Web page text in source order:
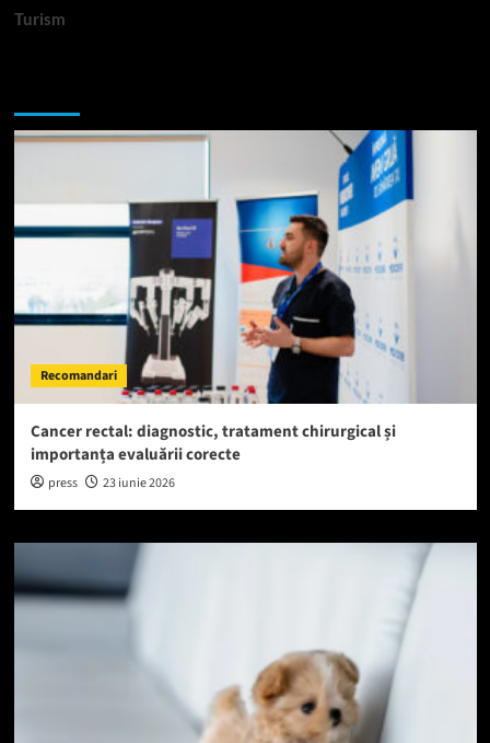
Turism
Recomandari
Cancer rectal: diagnostic, tratament chirurgical și
importanța evaluării corecte
press 23 iunie 2026